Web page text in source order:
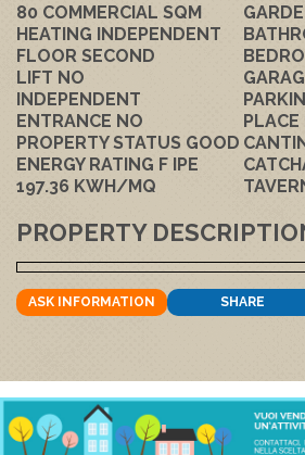
80 COMMERCIAL SQM
HEATING INDEPENDENT
FLOOR SECOND
LIFT NO
INDEPENDENT
ENTRANCE NO
PROPERTY STATUS GOOD
ENERGY RATING F IPE
197.36 KWH/MQ
PLACE
PROPERTY
ASK INFORMATION SHARE